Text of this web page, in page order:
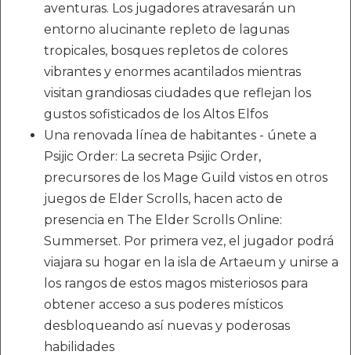
aventuras. Los jugadores atravesarán un
entorno alucinante repleto de lagunas
tropicales, bosques repletos de colores
vibrantes y enormes acantilados mientras
visitan grandiosas ciudades que reflejan los
gustos sofisticados de los Altos Elfos
Una renovada línea de habitantes - únete a
Psijic Order: La secreta Psijic Order,
precursores de los Mage Guild vistos en otros
juegos de Elder Scrolls, hacen acto de
presencia en The Elder Scrolls Online:
Summerset. Por primera vez, el jugador podrá
viajara su hogar en la isla de Artaeum y unirse a
los rangos de estos magos misteriosos para
obtener acceso a sus poderes místicos
desbloqueando así nuevas y poderosas
habilidades